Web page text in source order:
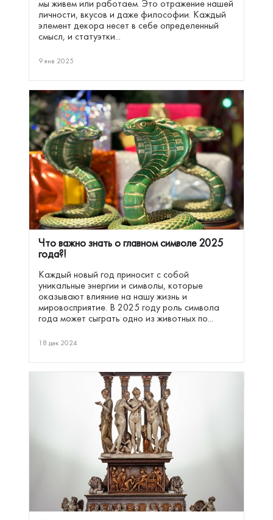
мы живем или работаем. Это отражение нашей
личности, вкусов и даже философии. Каждый
элемент декора несет в себе определенный
смысл, и статуэтки...
9 янв 2025
Что важно знать о главном символе 2025
года?!
Каждый новый год приносит с собой
уникальные энергии и символы, которые
оказывают влияние на нашу жизнь и
мировосприятие. В 2025 году роль символа
года может сыграть одно из животных по...
18 дек 2024